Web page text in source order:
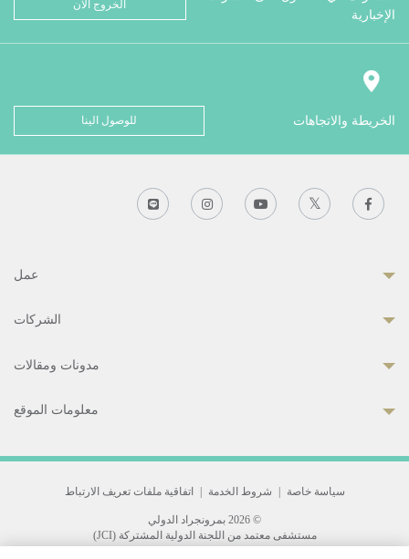
الإخبارية
الخروج الان
الخريطة والاتجاهات للوصول الينا
عمل
الشركات
مدونات ومقالات
معلومات الموقع
سياسة خاصة شروط الخدمة اتفاقية ملفات تعريف الارتباط
© 2026 بمرونجراد الدولي
مستشفى معتمد من اللجنة الدولية المشتركة (JCI)